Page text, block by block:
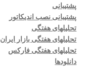
پشتیبانی
پشتیبانی نصب اندیکاتور
تحلیلهای هفتگی
تحلیلهای هفتگی بازار ایران
تحلیلهای هفتگی فارکس
دانلودها